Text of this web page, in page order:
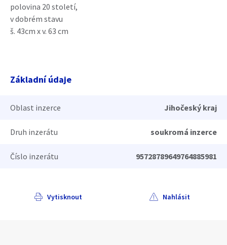
polovina 20 století,
v dobrém stavu
š. 43cm x v. 63 cm
Základní údaje
Oblast inzerce Jihočeský kraj
Druh inzerátu soukromá inzerce
Číslo inzerátu 95728789649764885981
Vytisknout Nahlásit